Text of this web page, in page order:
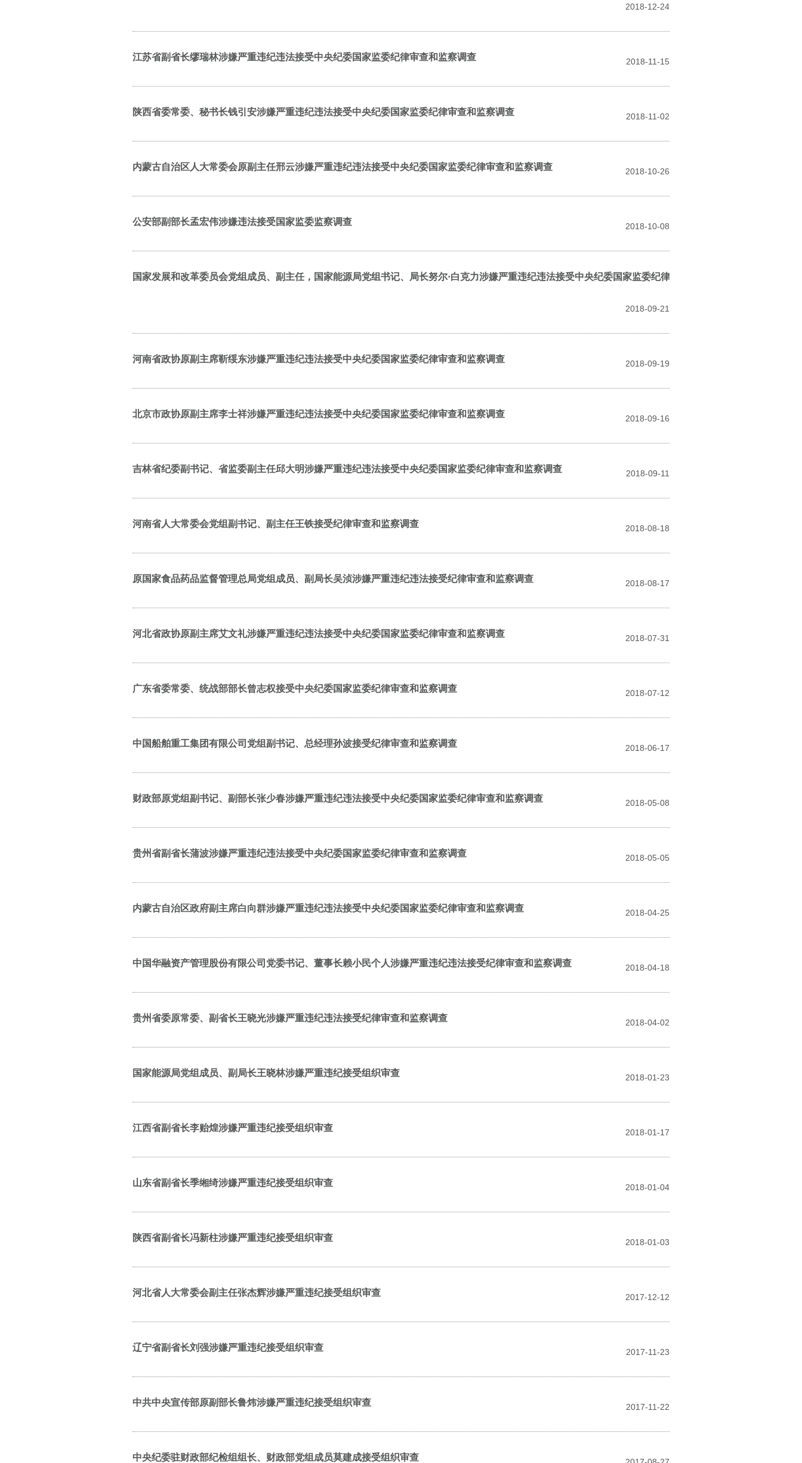
2018-12-24
江苏省副省长缪瑞林涉嫌严重违纪违法接受中央纪委国家监委纪律审查和监察调查 2018-11-15
陕西省委常委、秘书长钱引安涉嫌严重违纪违法接受中央纪委国家监委纪律审查和监察调查 2018-11-02
内蒙古自治区人大常委会原副主任邢云涉嫌严重违纪违法接受中央纪委国家监委纪律审查和监察调查 2018-10-26
公安部副部长孟宏伟涉嫌违法接受国家监委监察调查 2018-10-08
国家发展和改革委员会党组成员、副主任，国家能源局党组书记、局长努尔·白克力涉嫌严重违纪违法接受中央纪委国家监委纪律审查和监察调查
2018-09-21
河南省政协原副主席靳绥东涉嫌严重违纪违法接受中央纪委国家监委纪律审查和监察调查 2018-09-19
北京市政协原副主席李士祥涉嫌严重违纪违法接受中央纪委国家监委纪律审查和监察调查 2018-09-16
吉林省纪委副书记、省监委副主任邱大明涉嫌严重违纪违法接受中央纪委国家监委纪律审查和监察调查 2018-09-11
河南省人大常委会党组副书记、副主任王铁接受纪律审查和监察调查 2018-08-18
原国家食品药品监督管理总局党组成员、副局长吴浈涉嫌严重违纪违法接受纪律审查和监察调查 2018-08-17
河北省政协原副主席艾文礼涉嫌严重违纪违法接受中央纪委国家监委纪律审查和监察调查 2018-07-31
广东省委常委、统战部部长曾志权接受中央纪委国家监委纪律审查和监察调查 2018-07-12
中国船舶重工集团有限公司党组副书记、总经理孙波接受纪律审查和监察调查 2018-06-17
财政部原党组副书记、副部长张少春涉嫌严重违纪违法接受中央纪委国家监委纪律审查和监察调查 2018-05-08
贵州省副省长蒲波涉嫌严重违纪违法接受中央纪委国家监委纪律审查和监察调查 2018-05-05
内蒙古自治区政府副主席白向群涉嫌严重违纪违法接受中央纪委国家监委纪律审查和监察调查 2018-04-25
中国华融资产管理股份有限公司党委书记、董事长赖小民个人涉嫌严重违纪违法接受纪律审查和监察调查 2018-04-18
贵州省委原常委、副省长王晓光涉嫌严重违纪违法接受纪律审查和监察调查 2018-04-02
国家能源局党组成员、副局长王晓林涉嫌严重违纪接受组织审查 2018-01-23
江西省副省长李贻煌涉嫌严重违纪接受组织审查 2018-01-17
山东省副省长季缃绮涉嫌严重违纪接受组织审查 2018-01-04
陕西省副省长冯新柱涉嫌严重违纪接受组织审查 2018-01-03
河北省人大常委会副主任张杰辉涉嫌严重违纪接受组织审查 2017-12-12
辽宁省副省长刘强涉嫌严重违纪接受组织审查 2017-11-23
中共中央宣传部原副部长鲁炜涉嫌严重违纪接受组织审查 2017-11-22
中央纪委驻财政部纪检组组长、财政部党组成员莫建成接受组织审查